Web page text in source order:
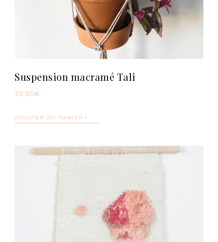
Suspension macramé Tali
30,00 €
AJOUTER AU PANIER